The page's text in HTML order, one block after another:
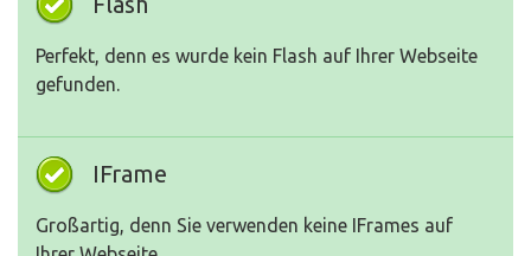
Perfekt, denn es wurde kein Flash auf Ihrer Webseite
gefunden.
IFrame
Großartig, denn Sie verwenden keine IFrames auf